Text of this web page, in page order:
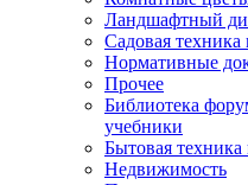
Ландшафтный
Садовая техника
Нормативные
Прочее
Библиотека
учебники
Бытовая техника
Недвижимость